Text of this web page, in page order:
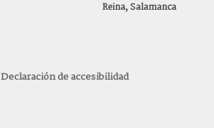
Reina, Salamanca
Declaración de accesibilidad